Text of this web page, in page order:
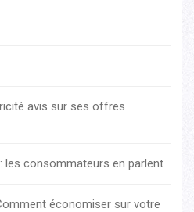
avis sur ses offres
les consommateurs en parlent
économiser sur votre